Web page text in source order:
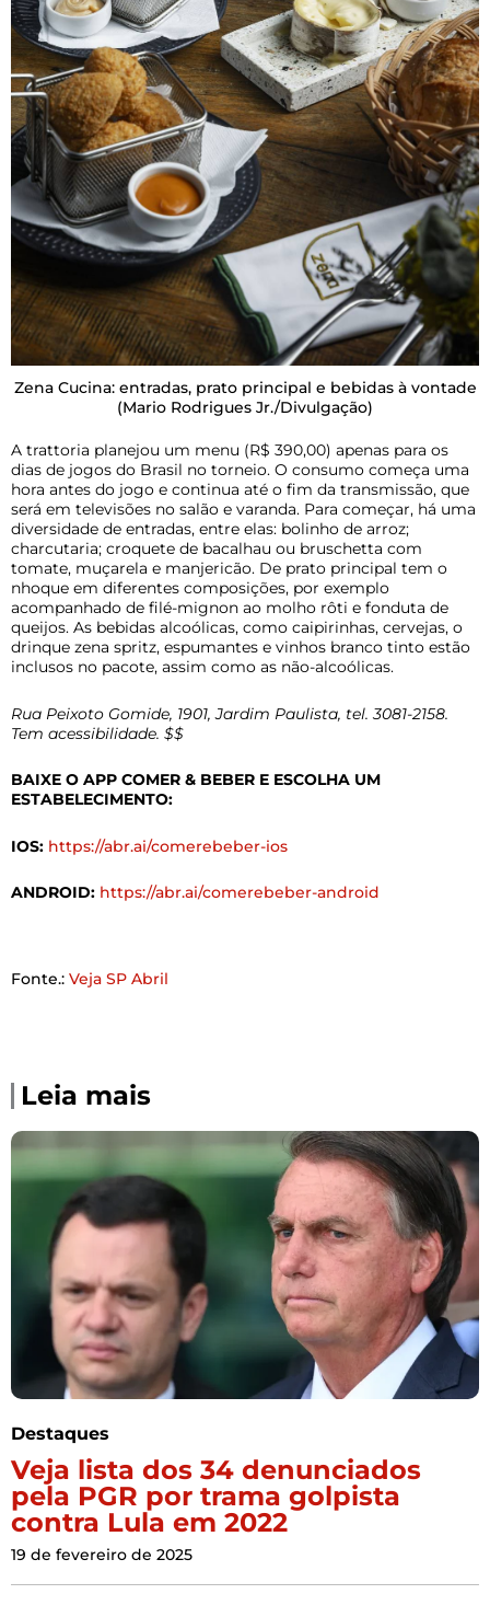
Zena Cucina: entradas, prato principal e bebidas à vontade
(Mario Rodrigues Jr./Divulgação)
A trattoria planejou um menu (R$ 390,00) apenas para os
dias de jogos do Brasil no torneio. O consumo começa uma
hora antes do jogo e continua até o fim da transmissão, que
será em televisões no salão e varanda. Para começar, há uma
diversidade de entradas, entre elas: bolinho de arroz;
charcutaria; croquete de bacalhau ou bruschetta com
tomate, muçarela e manjericão. De prato principal tem o
nhoque em diferentes composições, por exemplo
acompanhado de filé-mignon ao molho rôti e fonduta de
queijos. As bebidas alcoólicas, como caipirinhas, cervejas, o
drinque zena spritz, espumantes e vinhos branco tinto estão
inclusos no pacote, assim como as não-alcoólicas.
Rua Peixoto Gomide, 1901, Jardim Paulista, tel. 3081-2158.
Tem acessibilidade. $$
BAIXE O APP COMER & BEBER E ESCOLHA UM
ESTABELECIMENTO:
IOS: https://abr.ai/comerebeber-ios
ANDROID: https://abr.ai/comerebeber-android
Fonte.: Veja SP Abril
Leia mais
Destaques
Veja lista dos 34 denunciados
pela PGR por trama golpista
contra Lula em 2022
19 de fevereiro de 2025